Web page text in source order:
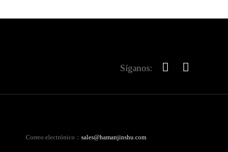
Síganos:
Correo electrónico： sales@hamanjinshu.com